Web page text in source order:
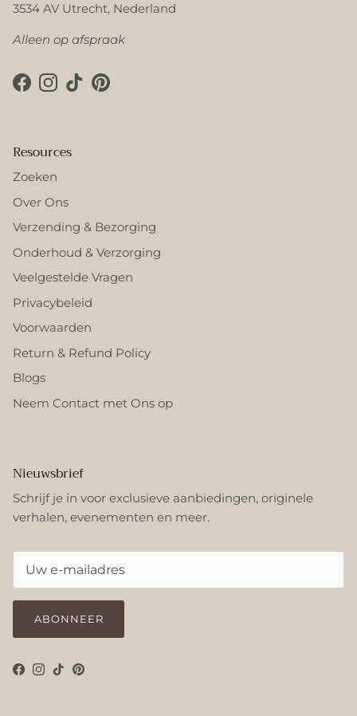
3534 AV Utrecht, Nederland
Alleen op afspraak
Facebook
Instagram
TikTokPinterest
Resources
Zoeken
Over Ons
Verzending & Bezorging
Onderhoud & Verzorging
Veelgestelde Vragen
Privacybeleid
Voorwaarden
Return & Refund Policy
Blogs
Neem Contact met Ons op
Nieuwsbrief
Schrijf je in voor exclusieve aanbiedingen, originele
verhalen, evenementen en meer.
ABONNEER
Facebook
Instagram
TikTokPinterest